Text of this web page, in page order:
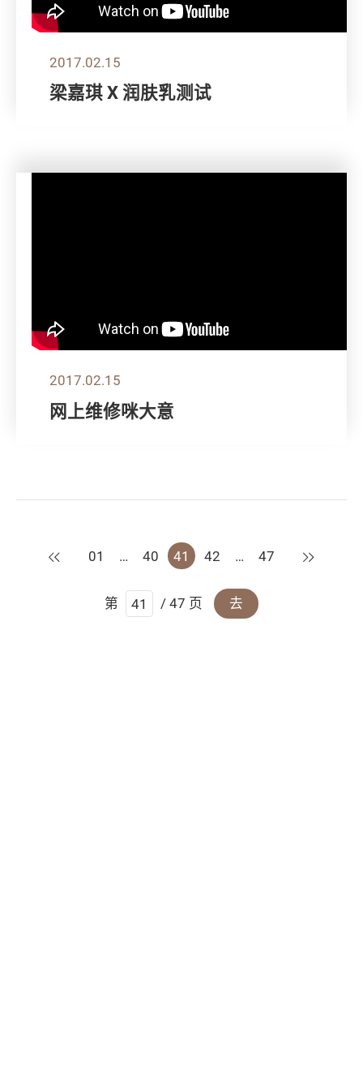
2017.02.15
梁嘉琪 X 润肤乳测试
2017.02.15
网上维修咪大意
上一页
01 … 40 41 42 … 47 下一页
第 / 47 页 去